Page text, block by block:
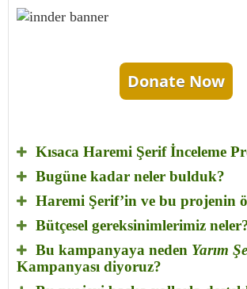
Donate Now
Kısaca Haremi Şerif İnceleme
Bugüne kadar neler bulduk?
Haremi Şerif’in ve bu projenin
Bütçesel gereksinimlerimiz
Bu kampanyaya neden Yarım
Kampanyası diyoruz?